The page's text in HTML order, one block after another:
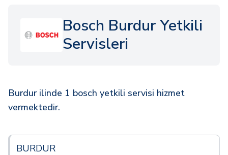
Bosch Burdur Yetkili
Servisleri
Burdur ilinde 1 bosch yetkili servisi hizmet
vermektedir.
BURDUR